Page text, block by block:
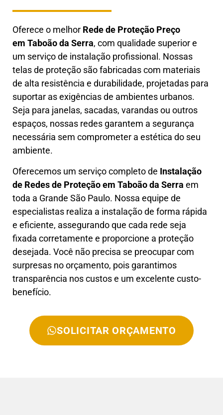
Oferece o melhor Rede de Proteção Preço
em Taboão da Serra, com qualidade superior e
um serviço de instalação profissional. Nossas
telas de proteção são fabricadas com materiais
de alta resistência e durabilidade, projetadas para
suportar as exigências de ambientes urbanos.
Seja para janelas, sacadas, varandas ou outros
espaços, nossas redes garantem a segurança
necessária sem comprometer a estética do seu
ambiente.
Oferecemos um serviço completo de Instalação
de Redes de Proteção em Taboão da Serra em
toda a Grande São Paulo. Nossa equipe de
especialistas realiza a instalação de forma rápida
e eficiente, assegurando que cada rede seja
fixada corretamente e proporcione a proteção
desejada. Você não precisa se preocupar com
surpresas no orçamento, pois garantimos
transparência nos custos e um excelente custo-
benefício.
SOLICITAR ORÇAMENTO